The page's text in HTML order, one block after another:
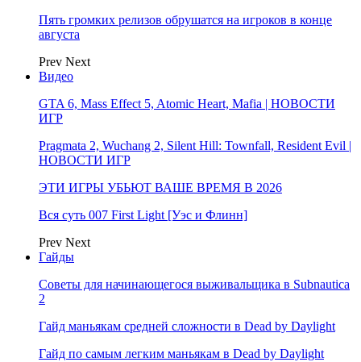
Пять громких релизов обрушатся на игроков в конце
августа
Prev Next
Видео
GTA 6, Mass Effect 5, Atomic Heart, Mafia | НОВОСТИ
ИГР
Pragmata 2, Wuchang 2, Silent Hill: Townfall, Resident Evil |
НОВОСТИ ИГР
ЭТИ ИГРЫ УБЬЮТ ВАШЕ ВРЕМЯ В 2026
Вся суть 007 First Light [Уэс и Флинн]
Prev Next
Гайды
Советы для начинающегося выживальщика в Subnautica
2
Гайд маньякам средней сложности в Dead by Daylight
Гайд по самым легким маньякам в Dead by Daylight